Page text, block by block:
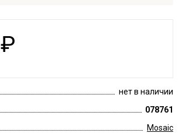
₽
нет в наличии
078761
Mosaic